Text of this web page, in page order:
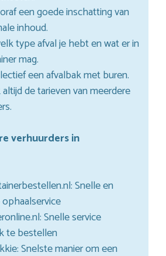
een goede inschatting van
inhoud.
type afval je hebt en wat er in
mag.
een afvalbak met buren.
de tarieven van meerdere
verhuurders in
Snelle en
Snelle service
te bestellen
Snelste manier om een